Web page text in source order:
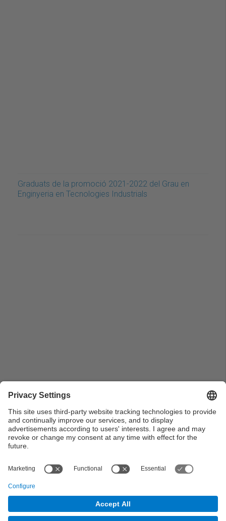
Graduats de la promoció 2021-2022 del Grau en
Enginyeria en Tecnologies Industrials
Parlaments dels alumnes a l'acte de graduació del
Grau en Enginyeria en Tecnologies Industrials del curs
2021-2022
View all